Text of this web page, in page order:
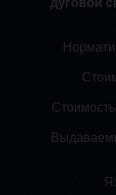
дуговой